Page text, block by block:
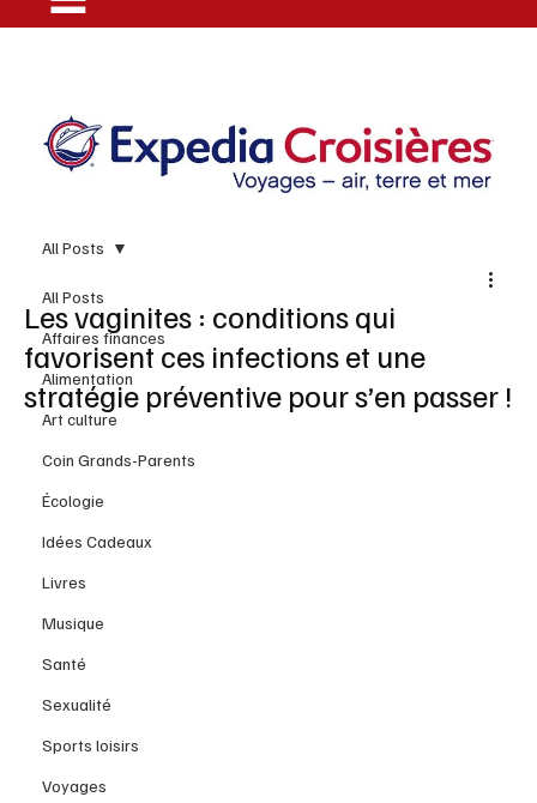
All Posts
Affaires finances
Alimentation
Art culture
Coin Grands-Parents
Écologie
Idées Cadeaux
Livres
Musique
Santé
Sexualité
Sports loisirs
Voyages
All Posts
Les vaginites : conditions qui
favorisent ces infections et une
stratégie préventive pour s’en passer !